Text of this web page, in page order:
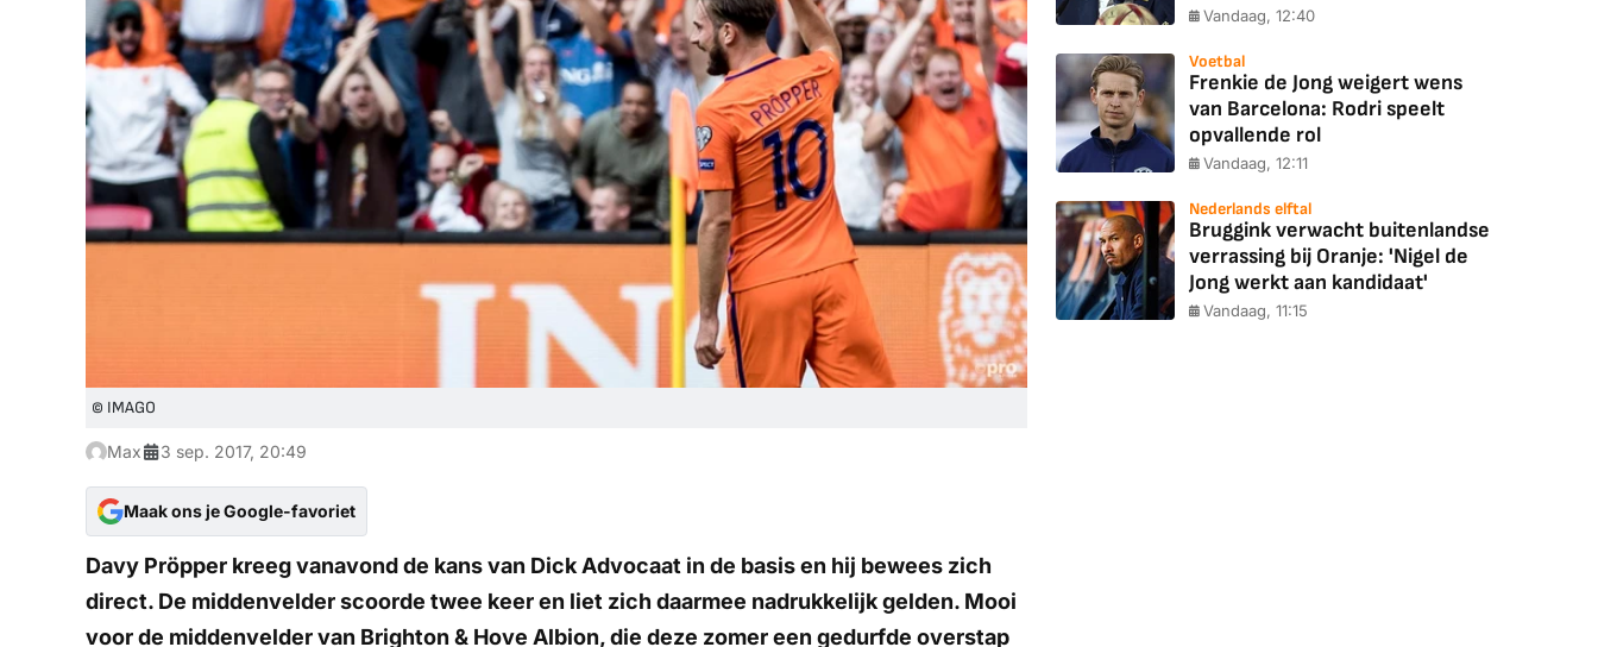
© IMAGO
Max 3 sep. 2017, 20:49
Maak ons je Google-favoriet
Davy Pröpper kreeg vanavond de kans van Dick Advocaat in de basis en hij bewees zich
direct. De middenvelder scoorde twee keer en liet zich daarmee nadrukkelijk gelden. Mooi
voor de middenvelder van Brighton & Hove Albion, die deze zomer een gedurfde overstap
Vandaag, 12:40
Voetbal
Frenkie de Jong weigert wens
van Barcelona: Rodri speelt
opvallende rol
Vandaag, 12:11
Nederlands elftal
Bruggink verwacht buitenlandse
verrassing bij Oranje: 'Nigel de
Jong werkt aan kandidaat'
Vandaag, 11:15